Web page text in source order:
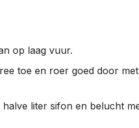
op laag vuur.
toe en roer goed door
liter sifon en belucht